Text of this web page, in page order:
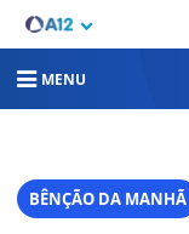
MENU
BÊNÇÃO DA MANHÃ